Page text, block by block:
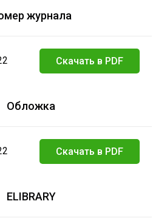
журнала
Скачать в PDF
Обложка
Скачать в PDF
ELIBRARY